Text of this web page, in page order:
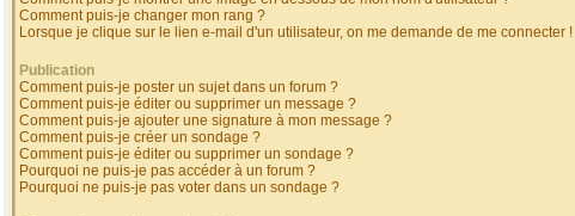
Comment puis-je changer mon rang ?
Lorsque je clique sur le lien e-mail d'un utilisateur, on me demande de me connecter !
Publication
Comment puis-je poster un sujet dans un forum ?
Comment puis-je éditer ou supprimer un message ?
Comment puis-je ajouter une signature à mon message ?
Comment puis-je créer un sondage ?
Comment puis-je éditer ou supprimer un sondage ?
Pourquoi ne puis-je pas accéder à un forum ?
Pourquoi ne puis-je pas voter dans un sondage ?